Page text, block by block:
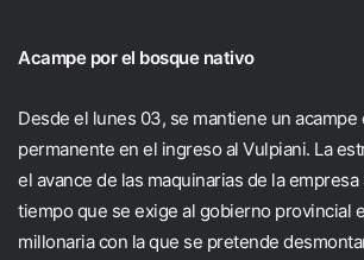
Acampe por el bosque nativo
Desde el lunes 03, se mantiene un acampe
permanente en el ingreso al Vulpiani. La
el avance de las maquinarias de la empresa
tiempo que se exige al gobierno provincial
millonaria con la que se pretende